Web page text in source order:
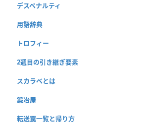
デスペナルティ
用語辞典
トロフィー
2週目の引き継ぎ要素
スカラベとは
鍛冶屋
転送罠一覧と帰り方